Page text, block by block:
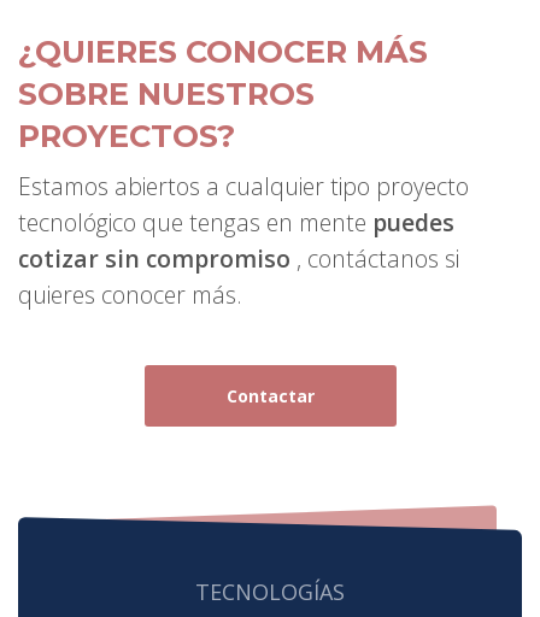
¿QUIERES CONOCER MÁS
SOBRE NUESTROS
PROYECTOS?
Estamos abiertos a cualquier tipo proyecto
tecnológico que tengas en mente puedes
cotizar sin compromiso , contáctanos si
quieres conocer más.
Contactar
TECNOLOGÍAS